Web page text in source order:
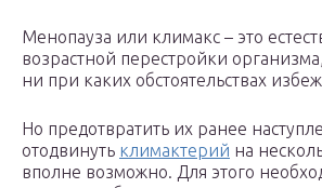
Менопауза или климакс – это
возрастной перестройки
ни при каких обстоятельствах
Но предотвратить их ранее
отодвинуть климактерий на
вполне возможно. Для этого